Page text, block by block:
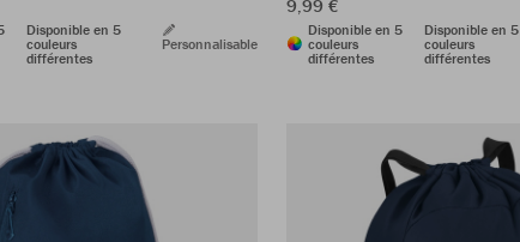
Disponible en 5
couleurs
différentes
Personnalisable
9,99 €
Disponible en 5
couleurs
différentes
Disponible en 5
couleurs
différentes